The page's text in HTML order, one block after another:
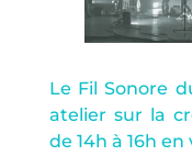
Le Fil Sonore
atelier sur la
de 14h à 16h en